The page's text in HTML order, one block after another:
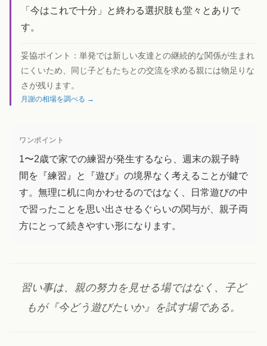
「今はこれで十分」と終わる選択肢も堂々とありで
す。
妥協ポイント： 単発では新しい友達との継続的な関係が生まれ
にくいため、同じ子どもたちとの交流を求める親には物足りな
さが残ります。
月謝の相場を調べる →
ワンポイント
1〜2歳で家での練習が発生するなら、週末の親子時
間を『練習』と『遊び』の境界なく考えることが鍵で
す。無理に机に向かわせるのではなく、日常遊びの中
で習ったことを思い出させるぐらいの関与が、親子両
方にとって続きやすい形になります。
習い事は、親の努力を見せる場ではなく、子ど
もが『今どう遊びたいか』を試す場である。